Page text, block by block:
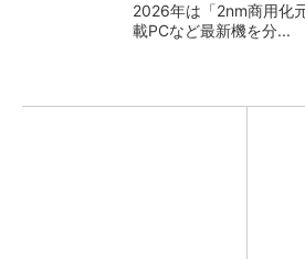
2026年は「2nm商用化
載PCなど最新機を分...